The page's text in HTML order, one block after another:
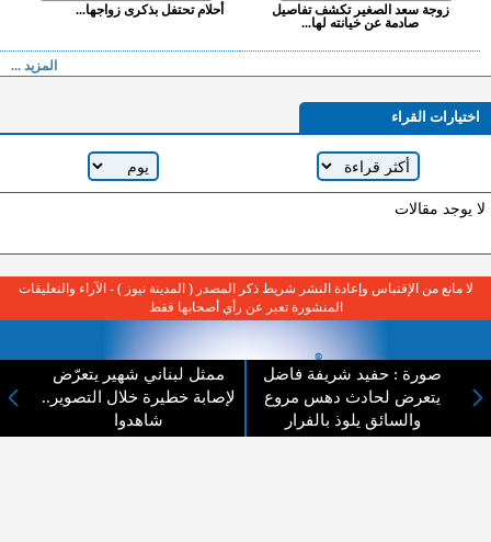
زوجة سعد الصغير تكشف تفاصيل
صادمة عن خيانته لها...
أحلام تحتفل بذكرى زواجها...
المزيد ...
اختيارات القراء
لا يوجد مقالات
صورة : حفيد شريفة فاضل
يتعرض لحادث دهس مروع
والسائق يلوذ بالفرار
​ممثل لبناني شهير يتعرّض
لإصابة خطيرة خلال التصوير..
شاهدوا
لا مانع من الإقتباس وإعادة النشر شريط ذكر المصدر ( المدينة نيوز ) - الآراء والتعليقات
المنشورة تعبر عن رأي أصحابها فقط